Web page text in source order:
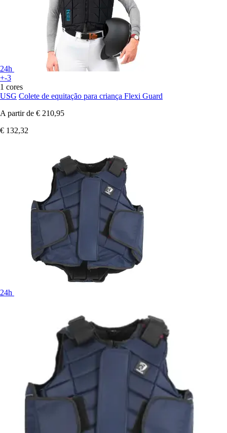
24h
+-3
1 cores
USG Colete de equitação para criança Flexi Guard
A partir de € 210,95
€ 132,32
24h